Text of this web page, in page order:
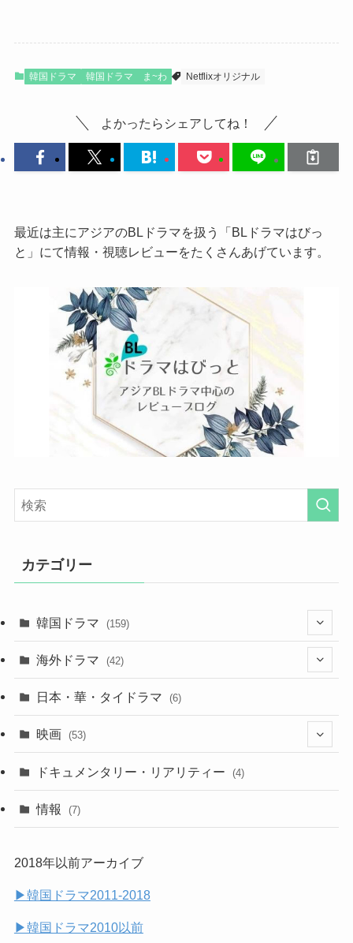
韓国ドラマ 韓国ドラマ ま~わ Netflixオリジナル
よかったらシェアしてね！
最近は主にアジアのBLドラマを扱う「BLドラマはびっ
と」にて情報・視聴レビューをたくさんあげています。
カテゴリー
韓国ドラマ (159)
(25)
(27)
(32)
(25)
海外ドラマ (42)
(7)
日本・華・タイドラマ (6)
映画 (53)
(9)
(14)
(7)
ドキュメンタリー・リアリティー (4)
情報 (7)
2018年以前アーカイブ
▶︎韓国ドラマ2011-2018
▶︎韓国ドラマ2010以前